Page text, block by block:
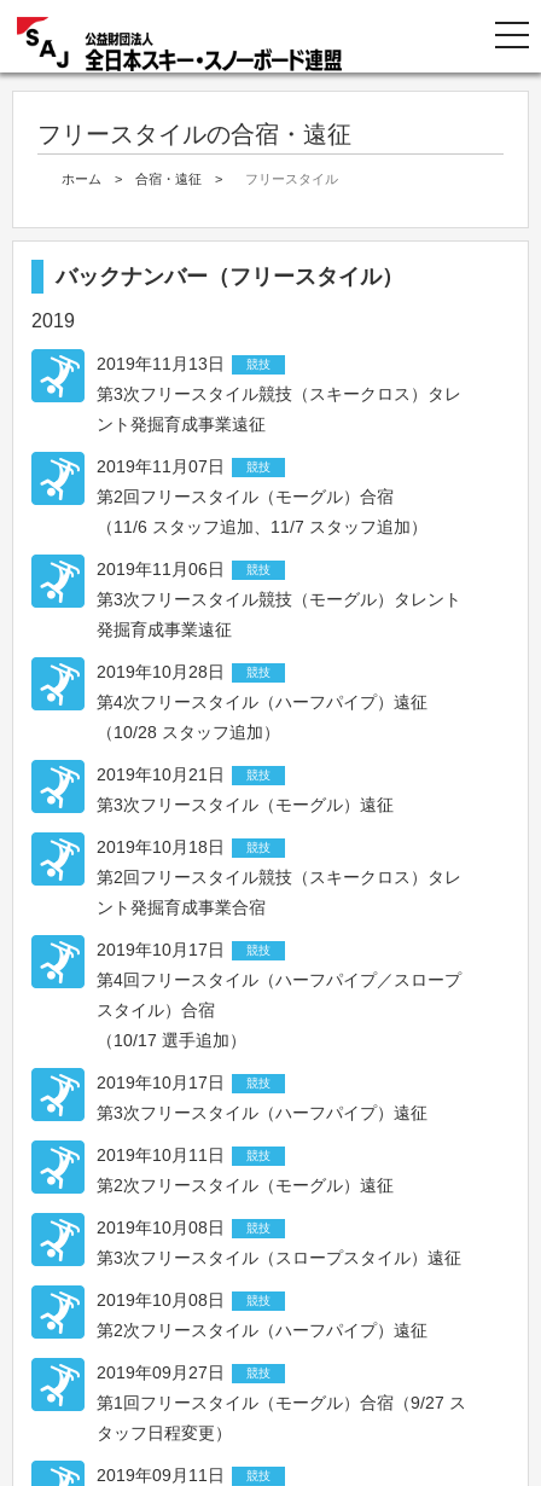
フリースタイルの合宿・遠征
ホーム > 合宿・遠征 > フリースタイル
バックナンバー（フリースタイル）
2019
2019年11月13日 競技
第3次フリースタイル競技（スキークロス）タレ
ント発掘育成事業遠征
2019年11月07日 競技
第2回フリースタイル（モーグル）合宿
（11/6 スタッフ追加、11/7 スタッフ追加）
2019年11月06日 競技
第3次フリースタイル競技（モーグル）タレント
発掘育成事業遠征
2019年10月28日 競技
第4次フリースタイル（ハーフパイプ）遠征
（10/28 スタッフ追加）
2019年10月21日 競技
第3次フリースタイル（モーグル）遠征
2019年10月18日 競技
第2回フリースタイル競技（スキークロス）タレ
ント発掘育成事業合宿
2019年10月17日 競技
第4回フリースタイル（ハーフパイプ／スロープ
スタイル）合宿
（10/17 選手追加）
2019年10月17日 競技
第3次フリースタイル（ハーフパイプ）遠征
2019年10月11日 競技
第2次フリースタイル（モーグル）遠征
2019年10月08日 競技
第3次フリースタイル（スロープスタイル）遠征
2019年10月08日 競技
第2次フリースタイル（ハーフパイプ）遠征
2019年09月27日 競技
第1回フリースタイル（モーグル）合宿（9/27 ス
タッフ日程変更）
2019年09月11日 競技